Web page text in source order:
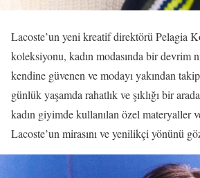
Lacoste’un yeni kreatif direktörü Pelagia
koleksiyonu, kadın modasında bir devrim
kendine güvenen ve modayı yakından
günlük yaşamda rahatlık ve şıklığı bir
kadın giyimde kullanılan özel materyaller
Lacoste’un mirasını ve yenilikçi yönünü